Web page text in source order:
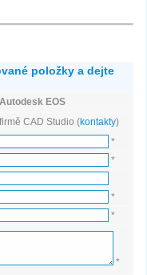
položky a dejte
Autodesk EOS
CAD Studio (kontakty)
*
*
*
*
*